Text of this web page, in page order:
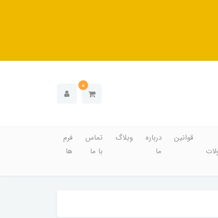
0
قوانین
درباره
ما
وبلاگ
تماس
با ما
فرم
ها